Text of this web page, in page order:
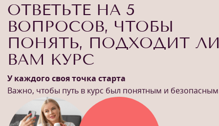
ОТВЕТЬТЕ НА 5
ВОПРОСОВ, ЧТОБЫ
ПОНЯТЬ, ПОДХОДИТ
ВАМ КУРС
У каждого своя точка старта
Важно, чтобы путь в курс был понятным и безопасным